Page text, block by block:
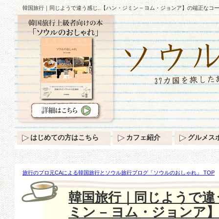
韓国旅行｜同じようで違う感じ..【ハン・ジミン – ヨム・ジョンア】の端正なコ
旅行のプロ元CAによる韓国旅行とソウル旅行ブログ「ソウルのおしゃれ」 TOP
で違う感じ..【ハン・ジミン – ヨム・ジョンア】の端正なコートスタイル♪
韓国旅行｜同じようで
ミン – ヨム・ジョンア
はじめての方はこちら カフェ紹介 グルメス